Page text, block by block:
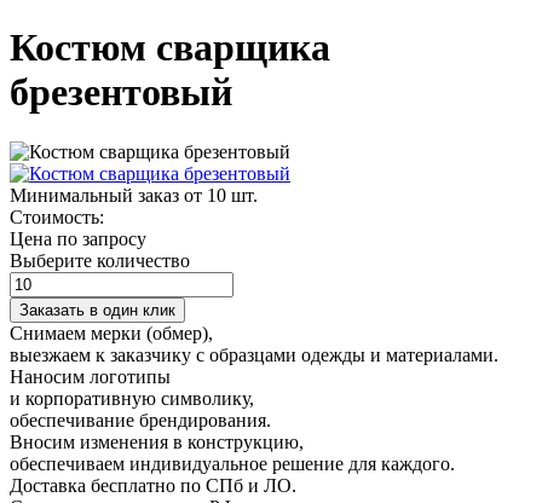
Костюм сварщика
брезентовый
Минимальный заказ от 10 шт.
Стоимость:
Цена по запросу
Выберите количество
Заказать в один клик
Снимаем мерки (обмер),
выезжаем к заказчику с образцами одежды и материалами.
Наносим логотипы
и корпоративную символику,
обеспечивание брендирования.
Вносим изменения в конструкцию,
обеспечиваем индивидуальное решение для каждого.
Доставка бесплатно по СПб и ЛО.